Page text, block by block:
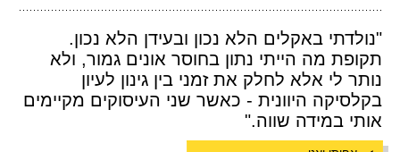
"נולדתי באקלים הלא נכון ובעידן הלא נכון.
תקופת מה הייתי נתון בחוסר אונים גמור, ולא
נותר לי אלא לחלק את זמני בין גינון לעיון
בקלסיקה היוונית - כאשר שני העיסוקים מקיימים
אותי במידה שווה."